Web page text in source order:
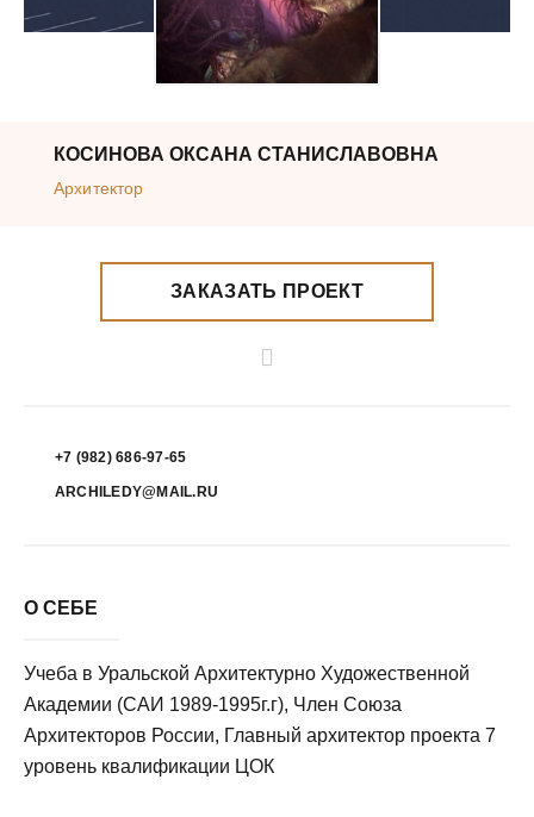
КОСИНОВА ОКСАНА СТАНИСЛАВОВНА
Архитектор
ЗАКАЗАТЬ ПРОЕКТ
+7 (982) 686-97-65
ARCHILEDY@MAIL.RU
О СЕБЕ
Учеба в Уральской Архитектурно Художественной
Академии (САИ 1989-1995г.г), Член Союза
Архитекторов России, Главный архитектор проекта 7
уровень квалификации ЦОК